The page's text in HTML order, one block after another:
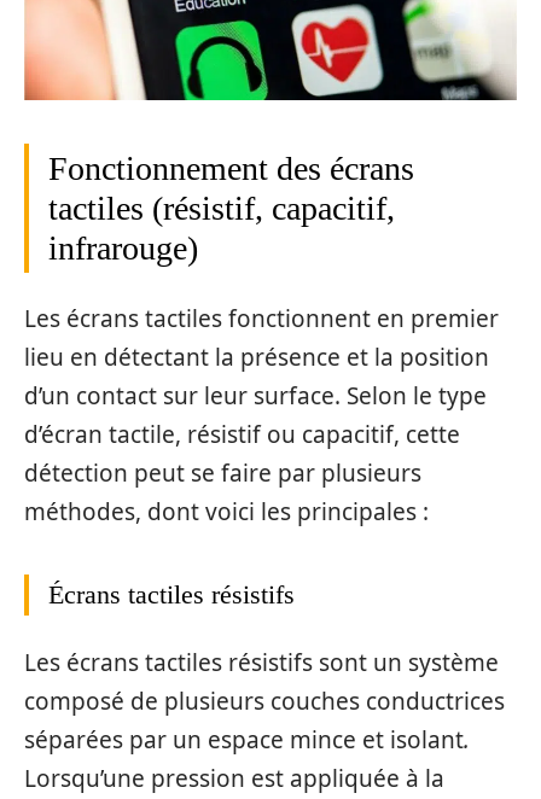
Fonctionnement des écrans
tactiles (résistif, capacitif,
infrarouge)
Les écrans tactiles fonctionnent en premier
lieu en détectant la présence et la position
d’un contact sur leur surface. Selon le type
d’écran tactile, résistif ou capacitif, cette
détection peut se faire par plusieurs
méthodes, dont voici les principales :
Écrans tactiles résistifs
Les écrans tactiles résistifs sont un système
composé de plusieurs couches conductrices
séparées par un espace mince et isolant.
Lorsqu’une pression est appliquée à la